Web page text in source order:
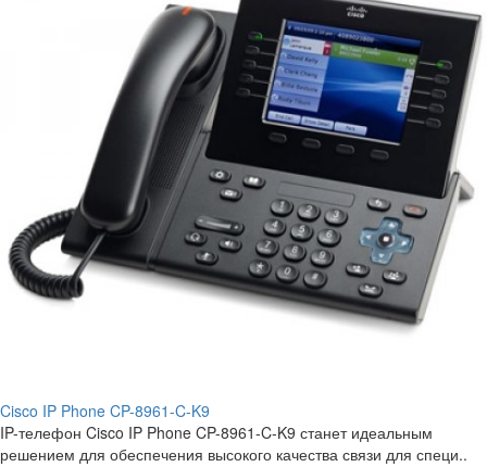
Cisco IP Phone CP-8961-C-K9
IP-телефон Cisco IP Phone CP-8961-C-K9 станет идеальным
решением для обеспечения высокого качества связи для специ..